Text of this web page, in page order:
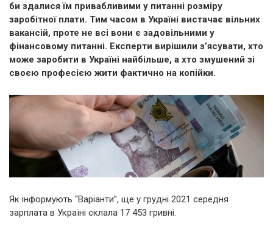
би здалися їм привабливими у питанні розміру
заробітної плати. Тим часом в Україні вистачає вільних
вакансій, проте не всі вони є задовільними у
фінансовому питанні. Експерти вирішили з’ясувати, хто
може заробити в Україні найбільше, а хто змушений зі
своєю професією жити фактично на копійки.
Як інформують “Варіанти”, ще у грудні 2021 середня
зарплата в Україні склала 17 453 гривні.